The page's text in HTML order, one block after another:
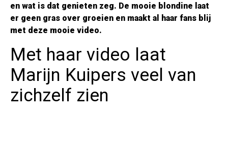
en wat is dat genieten zeg. De mooie blondine laat
er geen gras over groeien en maakt al haar fans blij
met deze mooie video.
Met haar video laat
Marijn Kuipers veel van
zichzelf zien